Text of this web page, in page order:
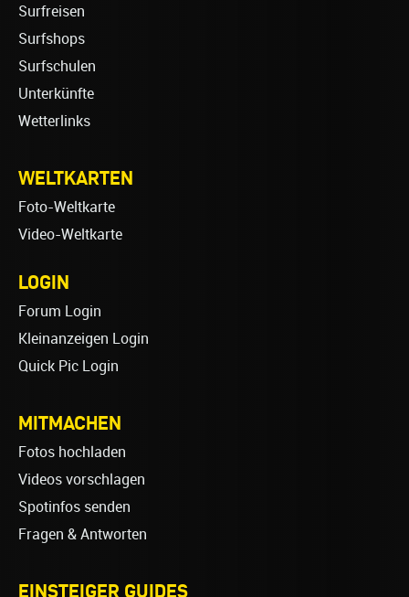
Surfreisen
Surfshops
Surfschulen
Unterkünfte
Wetterlinks
WELTKARTEN
Foto-Weltkarte
Video-Weltkarte
LOGIN
Forum Login
Kleinanzeigen Login
Quick Pic Login
MITMACHEN
Fotos hochladen
Videos vorschlagen
Spotinfos senden
Fragen & Antworten
EINSTEIGER GUIDES